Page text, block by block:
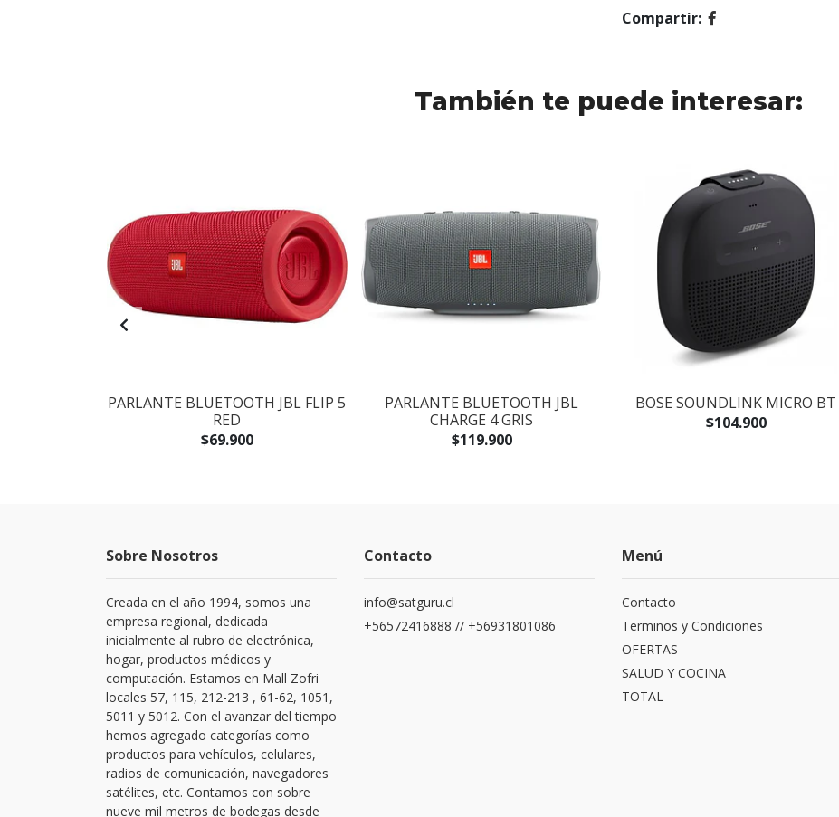
Compartir:
También te puede interesar:
PARLANTE BLUETOOTH JBL FLIP 5
RED
$69.900
PARLANTE BLUETOOTH JBL
CHARGE 4 GRIS
$119.900
BOSE SOUNDLINK MICRO BT
$104.900
Sobre Nosotros
Creada en el año 1994, somos una
empresa regional, dedicada
inicialmente al rubro de electrónica,
hogar, productos médicos y
computación. Estamos en Mall Zofri
locales 57, 115, 212-213 , 61-62, 1051,
5011 y 5012. Con el avanzar del tiempo
hemos agregado categorías como
productos para vehículos, celulares,
radios de comunicación, navegadores
satélites, etc. Contamos con sobre
nueve mil metros de bodegas desde
Contacto
info@satguru.cl
+56572416888 // +56931801086
Menú
Contacto
Terminos y Condiciones
OFERTAS
SALUD Y COCINA
TOTAL